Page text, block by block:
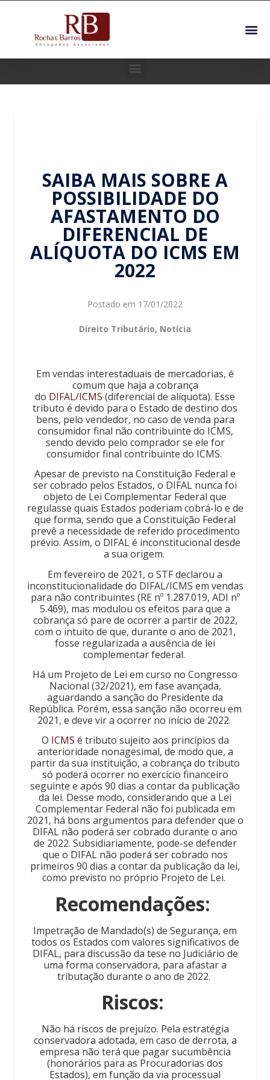
SAIBA MAIS SOBRE A
POSSIBILIDADE DO
AFASTAMENTO DO
DIFERENCIAL DE
ALÍQUOTA DO ICMS EM
2022
Postado em 17/01/2022
Direito Tributário, Notícia
Em vendas interestaduais de mercadorias, é
comum que haja a cobrança
do DIFAL/ICMS (diferencial de alíquota). Esse
tributo é devido para o Estado de destino dos
bens, pelo vendedor, no caso de venda para
consumidor final não contribuinte do ICMS,
sendo devido pelo comprador se ele for
consumidor final contribuinte do ICMS.
Apesar de previsto na Constituição Federal e
ser cobrado pelos Estados, o DIFAL nunca foi
objeto de Lei Complementar Federal que
regulasse quais Estados poderiam cobrá-lo e de
que forma, sendo que a Constituição Federal
prevê a necessidade de referido procedimento
prévio. Assim, o DIFAL é inconstitucional desde
a sua origem.
Em fevereiro de 2021, o STF declarou a
inconstitucionalidade do DIFAL/ICMS em vendas
para não contribuintes (RE nº 1.287.019, ADI nº
5.469), mas modulou os efeitos para que a
cobrança só pare de ocorrer a partir de 2022,
com o intuito de que, durante o ano de 2021,
fosse regularizada a ausência de lei
complementar federal.
Há um Projeto de Lei em curso no Congresso
Nacional (32/2021), em fase avançada,
aguardando a sanção do Presidente da
República. Porém, essa sanção não ocorreu em
2021, e deve vir a ocorrer no início de 2022.
O ICMS é tributo sujeito aos princípios da
anterioridade nonagesimal, de modo que, a
partir da sua instituição, a cobrança do tributo
só poderá ocorrer no exercício financeiro
seguinte e após 90 dias a contar da publicação
da lei. Desse modo, considerando que a Lei
Complementar Federal não foi publicada em
2021, há bons argumentos para defender que o
DIFAL não poderá ser cobrado durante o ano
de 2022. Subsidiariamente, pode-se defender
que o DIFAL não poderá ser cobrado nos
primeiros 90 dias a contar da publicação da lei,
como previsto no próprio Projeto de Lei.
Recomendações:
Impetração de Mandado(s) de Segurança, em
todos os Estados com valores significativos de
DIFAL, para discussão da tese no Judiciário de
uma forma conservadora, para afastar a
tributação durante o ano de 2022.
Riscos:
Não há riscos de prejuízo. Pela estratégia
conservadora adotada, em caso de derrota, a
empresa não terá que pagar sucumbência
(honorários para as Procuradorias dos
Estados), em função da via processual